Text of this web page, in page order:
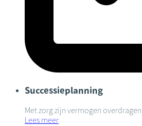
Successieplanning
Met zorg zijn vermogen overdragen
Lees meer